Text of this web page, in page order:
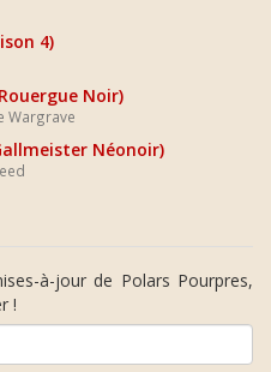
4)
Noir)
Wargrave
Néonoir)
à-jour de Polars Pourpres,
!